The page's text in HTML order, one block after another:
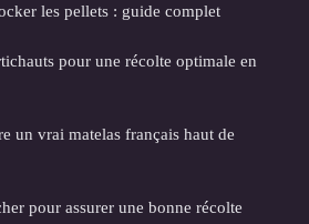
les pellets : guide complet
pour une récolte optimale en
un vrai matelas français haut de
pour assurer une bonne récolte